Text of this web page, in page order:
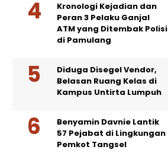
Kronologi Kejadian dan
Peran 3 Pelaku Ganjal
ATM yang Ditembak Polisi
di Pamulang
Diduga Disegel Vendor,
Belasan Ruang Kelas di
Kampus Untirta Lumpuh
Benyamin Davnie Lantik
57 Pejabat di Lingkungan
Pemkot Tangsel